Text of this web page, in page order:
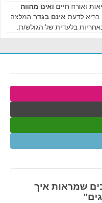
ואורח חיים ואינו מהווה
בריא לדעת אינם בגדר המלצה
בלעדית של הגולש/ת.
7 דרכים שמראות איך